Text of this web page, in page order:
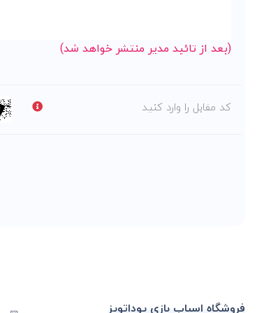
(بعد از تائید مدیر منتشر خواهد شد)
کد مقابل را وارد کنید
فروشگاه اسباب بازی یوداتویز